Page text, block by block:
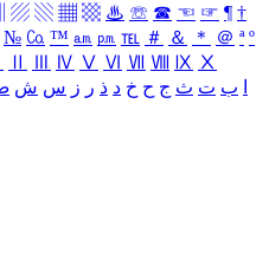
▨ ▧ ▦ ▩ ♨ ☏ ☎ ☜ ☞ ¶ †
№ ㏇ ™ ㏂ ㏘ ℡ ＃ ＆ ＊ ＠ ª º
Ⅳ Ⅴ Ⅵ Ⅶ Ⅷ Ⅸ Ⅹ
ب ت ث ج ح خ د ذ ر ز س ش